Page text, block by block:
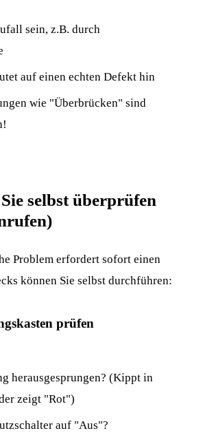
sein, z.B. durch
auf einen echten Defekt hin
wie "Überbrücken" sind
selbst überprüfen
Problem erfordert sofort einen
können Sie selbst durchführen:
prüfen
herausgesprungen? (Kippt in
zeigt "Rot")
auf "Aus"?